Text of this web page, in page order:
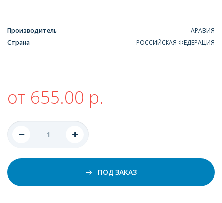
Производитель
АРАВИЯ
Страна
РОССИЙСКАЯ ФЕДЕРАЦИЯ
от 655.00 р.
ПОД ЗАКАЗ